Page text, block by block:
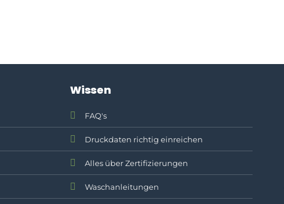
Wissen
FAQ's
Druckdaten richtig einreichen
Alles über Zertifizierungen
Waschanleitungen